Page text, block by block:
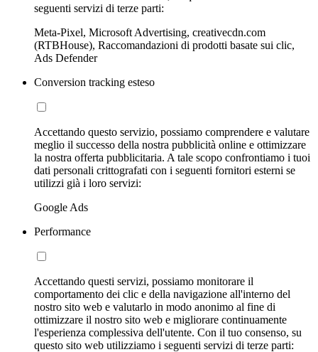
seguenti servizi di terze parti:
Meta-Pixel, Microsoft Advertising, creativecdn.com
(RTBHouse), Raccomandazioni di prodotti basate sui clic,
Ads Defender
Conversion tracking esteso
Accettando questo servizio, possiamo comprendere e valutare
meglio il successo della nostra pubblicità online e ottimizzare
la nostra offerta pubblicitaria. A tale scopo confrontiamo i tuoi
dati personali crittografati con i seguenti fornitori esterni se
utilizzi già i loro servizi:
Google Ads
Performance
Accettando questi servizi, possiamo monitorare il
comportamento dei clic e della navigazione all'interno del
nostro sito web e valutarlo in modo anonimo al fine di
ottimizzare il nostro sito web e migliorare continuamente
l'esperienza complessiva dell'utente. Con il tuo consenso, su
questo sito web utilizziamo i seguenti servizi di terze parti: